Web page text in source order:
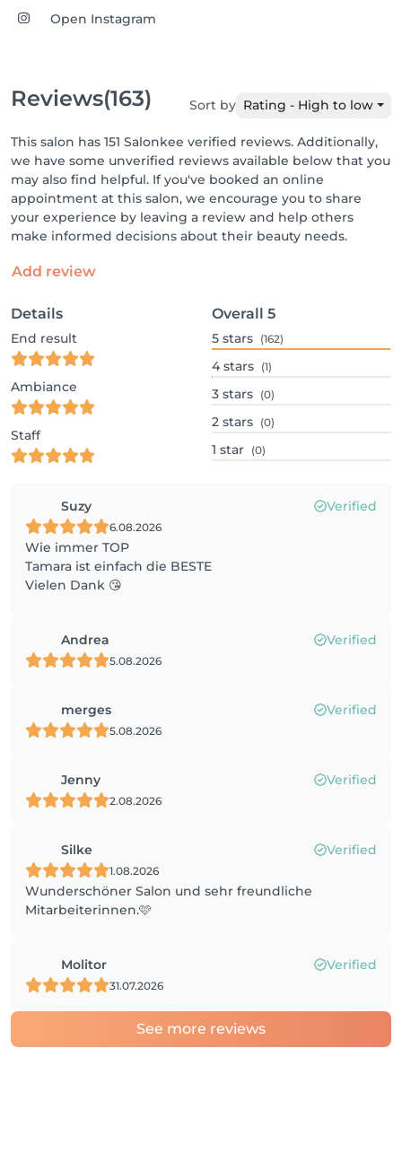
Open Instagram
Reviews(163) Sort by Rating - High to low
This salon has 151 Salonkee verified reviews. Additionally,
we have some unverified reviews available below that you
may also find helpful. If you've booked an online
appointment at this salon, we encourage you to share
your experience by leaving a review and help others
make informed decisions about their beauty needs.
Add review
Details
End result
Ambiance
Staff
Overall 5
5 stars (162)
4 stars (1)
3 stars (0)
2 stars (0)
1 star (0)
Suzy Verified
6.08.2026
Wie immer TOP
Tamara ist einfach die BESTE
Vielen Dank 😘
Andrea Verified
5.08.2026
merges Verified
5.08.2026
Jenny Verified
2.08.2026
Silke Verified
1.08.2026
Wunderschöner Salon und sehr freundliche
Mitarbeiterinnen.🩷
Molitor Verified
31.07.2026
See more reviews